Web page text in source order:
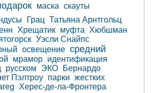
маска скауты
Грац Татьяна Арнтгольц
Хрещатик муфта
Хюбшман
Уэсли Снайпс
освещение средний
мрамор идентификация
русском ЭКО
Бернардо
Пэлтроу парки жестких
Херес-де-ла-Фронтера